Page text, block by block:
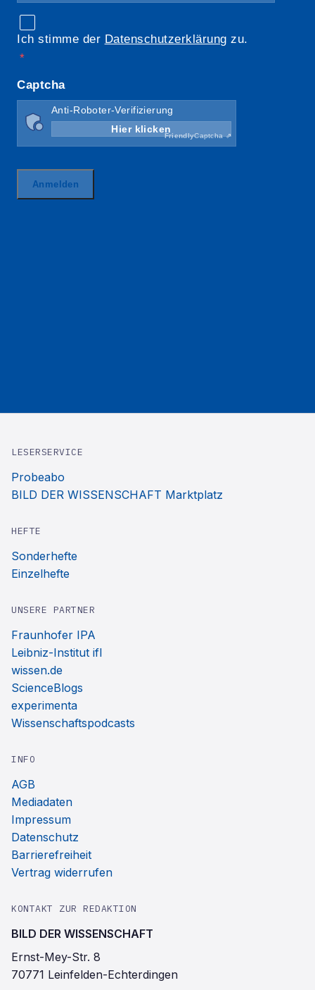
LESERSERVICE
Probeabo
BILD DER WISSENSCHAFT Marktplatz
HEFTE
Sonderhefte
Einzelhefte
UNSERE PARTNER
Fraunhofer IPA
Leibniz-Institut ifl
wissen.de
ScienceBlogs
experimenta
Wissenschaftspodcasts
INFO
AGB
Mediadaten
Impressum
Datenschutz
Barrierefreiheit
Vertrag widerrufen
KONTAKT ZUR REDAKTION
BILD DER WISSENSCHAFT
Ernst-Mey-Str. 8
70771 Leinfelden-Echterdingen